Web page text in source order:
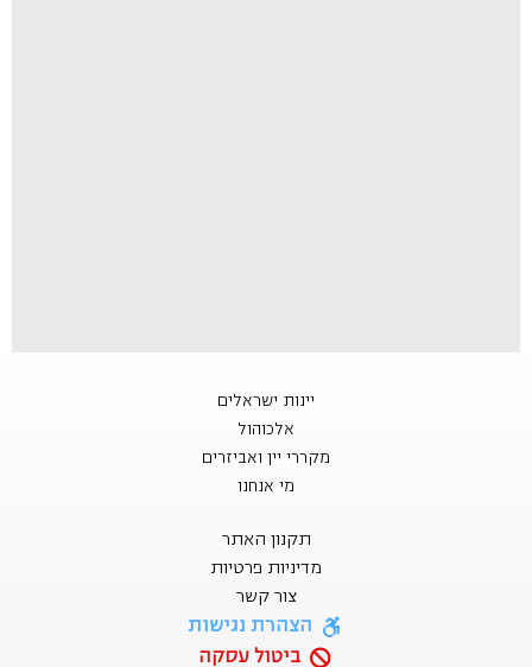
יינות ישראלים
אלכוהול
מקררי יין ואביזרים
מי אנחנו
תקנון האתר
מדיניות פרטיות
צור קשר
הצהרת נגישות
ביטול עסקה